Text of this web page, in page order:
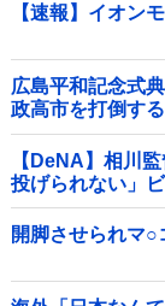
【速報】イオン
広島平和記念式
政高市を打倒する
【DeNA】相川
投げられない」
開脚させられマ